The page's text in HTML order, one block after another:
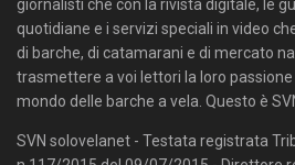
giornalisti che con la rivista digitale, le
quotidiane e i servizi speciali in video
di barche, di catamarani e di mercato
trasmettere a voi lettori la loro passione
mondo delle barche a vela. Questo è
SVN solovelanet - Testata registrata